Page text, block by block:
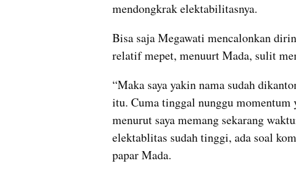
mendongkrak elektabilitasnya.
Bisa saja Megawati mencalonkan
relatif mepet, menuurt Mada, sulit
“Maka saya yakin nama sudah
itu. Cuma tinggal nunggu momentum
menurut saya memang sekarang
elektablitas sudah tinggi, ada soal
papar Mada.